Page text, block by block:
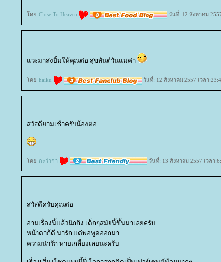
ดย: Close To Heaven วันที่: 12 สิงหาคม
วะมาส่งยิ้มให้คุณต่อ สุขสันต์วันแม่ค่า
ดย: haiku วันที่: 12 สิงหาคม 2557 เวลา
สวัสดียามเช้าครับน้องต่อ
ดย: กะว่าก๋า วันที่: 13 สิงหาคม 2557 เวลา
สวัสดีครับคุณต่อ
อ่านเรื่องนี้แล้วนึกถึง เด็กๆสมัยนี้ขึ้นมาเลยครับ
หน้าตาก้ดี น่ารัก แต่พอพูดออกมา
ความน่ารัก หายเกลี้ยงเลยนะครับ